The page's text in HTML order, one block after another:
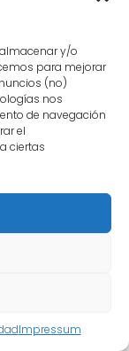
y/o
para mejorar
(no)
nos
de navegación
el
ciertas
Impressum
el Gran
a la